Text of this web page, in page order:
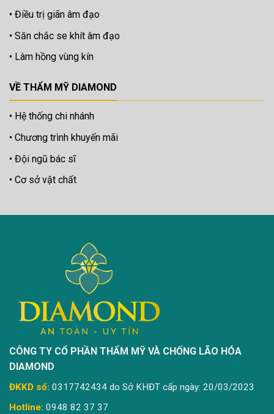
Điều trị giãn âm đạo
Săn chắc se khít âm đạo
Làm hồng vùng kín
VỀ THẨM MỸ DIAMOND
Hệ thống chi nhánh
Chương trình khuyến mãi
Đội ngũ bác sĩ
Cơ sở vật chất
CÔNG TY CỔ PHẦN THẨM MỸ VÀ CHỐNG LÃO HÓA
DIAMOND
ĐKKD số: 0317742434 do Sở KHĐT cấp ngày: 20/03/2023
Hotline: 0948 82 37 37